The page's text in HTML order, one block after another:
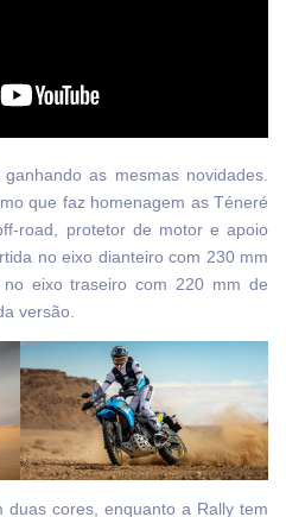
as mesmas novidades.
que faz homenagem as Téneré
road, protetor de motor e apoio
no eixo dianteiro com 230 mm
eixo traseiro com 220 mm de
versão.
cores, enquanto a Rally tem